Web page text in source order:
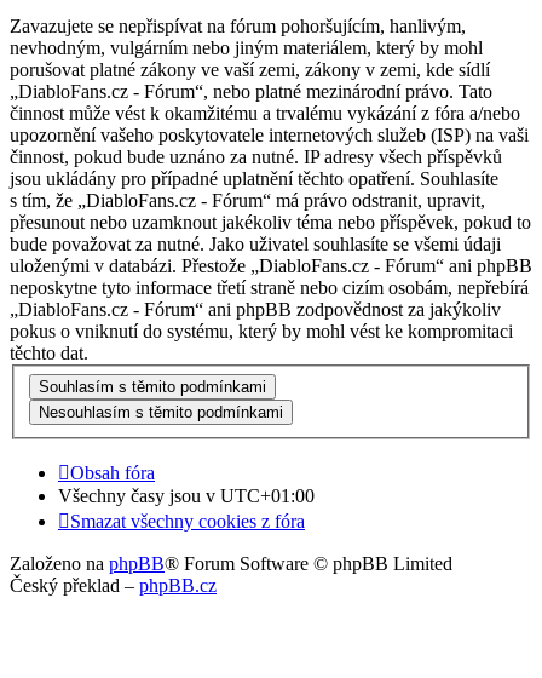
Zavazujete se nepřispívat na fórum pohoršujícím, hanlivým,
nevhodným, vulgárním nebo jiným materiálem, který by mohl
porušovat platné zákony ve vaší zemi, zákony v zemi, kde sídlí
„DiabloFans.cz - Fórum“, nebo platné mezinárodní právo. Tato
činnost může vést k okamžitému a trvalému vykázání z fóra a/nebo
upozornění vašeho poskytovatele internetových služeb (ISP) na vaši
činnost, pokud bude uznáno za nutné. IP adresy všech příspěvků
jsou ukládány pro případné uplatnění těchto opatření. Souhlasíte
s tím, že „DiabloFans.cz - Fórum“ má právo odstranit, upravit,
přesunout nebo uzamknout jakékoliv téma nebo příspěvek, pokud to
bude považovat za nutné. Jako uživatel souhlasíte se všemi údaji
uloženými v databázi. Přestože „DiabloFans.cz - Fórum“ ani phpBB
neposkytne tyto informace třetí straně nebo cizím osobám, nepřebírá
„DiabloFans.cz - Fórum“ ani phpBB zodpovědnost za jakýkoliv
pokus o vniknutí do systému, který by mohl vést ke kompromitaci
těchto dat.
Obsah fóra
Všechny časy jsou v UTC+01:00
Smazat všechny cookies z fóra
Založeno na phpBB® Forum Software © phpBB Limited
Český překlad – phpBB.cz